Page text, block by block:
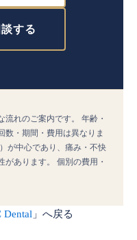
する
流れのご案内です。 年齢・
数・期間・費用は異なりま
が中心であり、痛み・不快
あります。 個別の費用・
Dental 」へ戻る